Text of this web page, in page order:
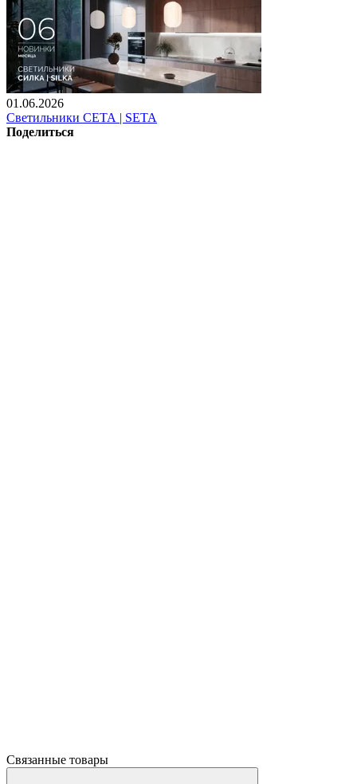
01.06.2026
Светильники СЕТА | SETA
Поделиться
Связанные товары